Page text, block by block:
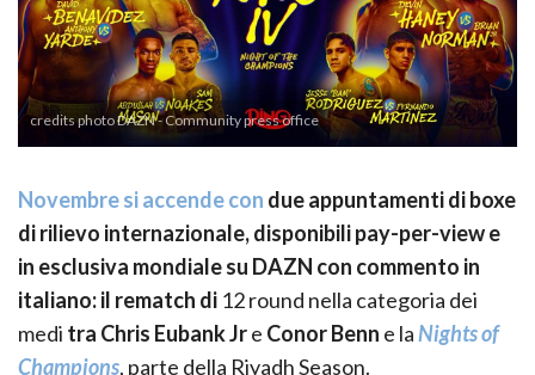
credits photo DAZN - Community press office
Novembre si accende con due appuntamenti di boxe
di rilievo internazionale, disponibili pay-per-view e
in esclusiva mondiale su DAZN con commento in
italiano: il rematch di 12 round nella categoria dei
medi tra Chris Eubank Jre Conor Benn e laNights of
Champions, parte della Riyadh Season.